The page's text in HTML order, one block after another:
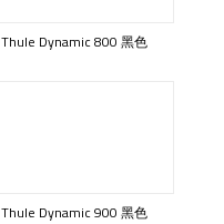
Thule Dynamic 800 黑色
Thule Dynamic 900 黑色